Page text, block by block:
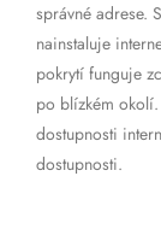
správné adrese.
nainstaluje
pokrytí funguje
po blízkém
dostupnosti
dostupnosti.